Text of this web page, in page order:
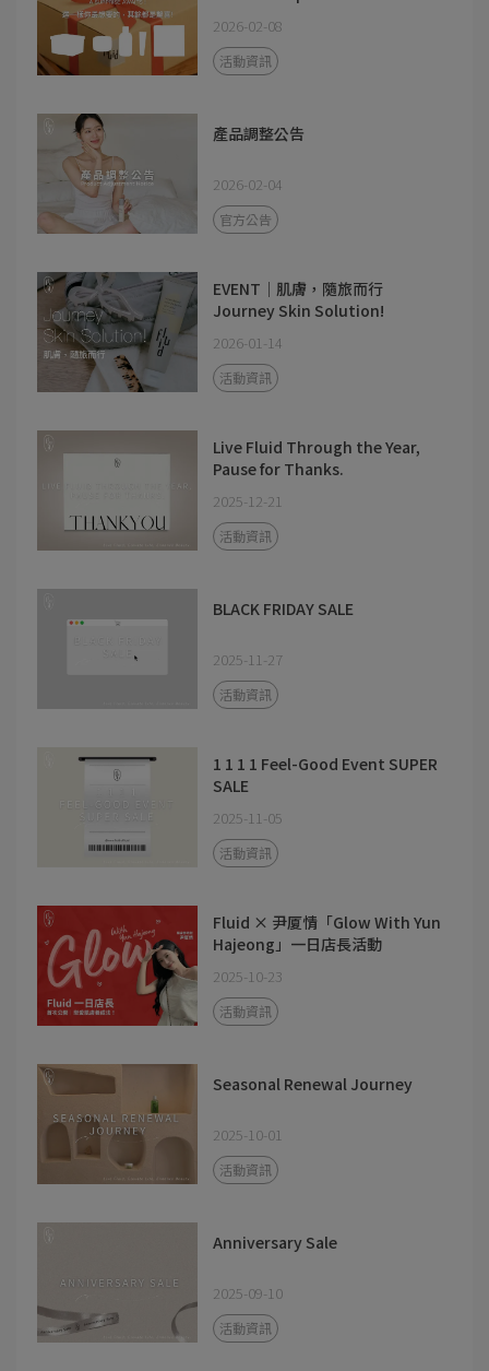
2026-02-08
活動資訊
產品調整公告
2026-02-04
官方公告
EVENT｜肌膚，隨旅而行
Journey Skin Solution!
2026-01-14
活動資訊
Live Fluid Through the Year,
Pause for Thanks.
2025-12-21
活動資訊
BLACK FRIDAY SALE
2025-11-27
活動資訊
1 1 1 1 Feel-Good Event SUPER
SALE
2025-11-05
活動資訊
Fluid × 尹厦情「Glow With Yun
Hajeong」一日店長活動
2025-10-23
活動資訊
Seasonal Renewal Journey
2025-10-01
活動資訊
Anniversary Sale
2025-09-10
活動資訊